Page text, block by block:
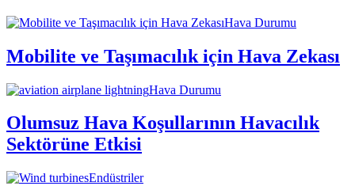
Hava Durumu
Mobilite ve Taşımacılık için Hava Zekası
Hava Durumu
Olumsuz Hava Koşullarının Havacılık
Sektörüne Etkisi
Endüstriler